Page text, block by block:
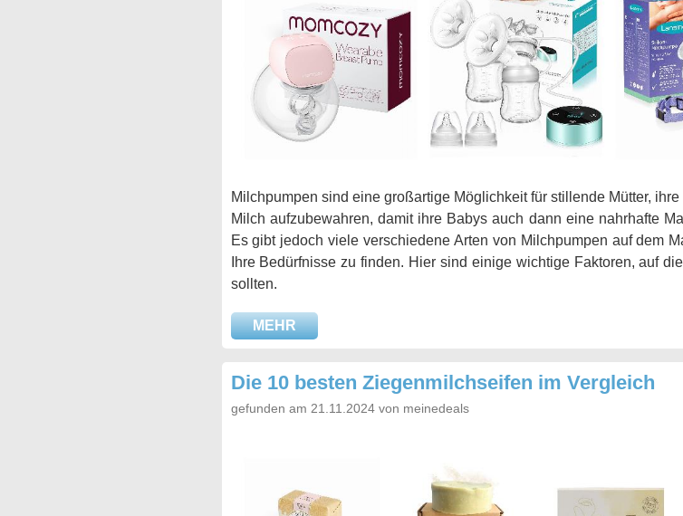
Milchpumpen sind eine großartige Möglichkeit für stillende Mütter,
Milch aufzubewahren, damit ihre Babys auch dann eine nahrhafte
Es gibt jedoch viele verschiedene Arten von Milchpumpen auf dem
Ihre Bedürfnisse zu finden. Hier sind einige wichtige Faktoren, auf
sollten.
MEHR
Die 10 besten Ziegenmilchseifen im Vergleich
gefunden am 21.11.2024 von meinedeals